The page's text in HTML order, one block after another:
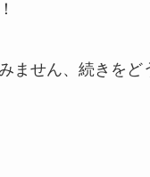
ません、続きをど